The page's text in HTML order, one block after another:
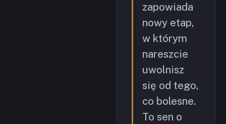
zapowiada
nowy etap,
w którym
nareszcie
uwolnisz
się od tego,
co bolesne.
To sen o